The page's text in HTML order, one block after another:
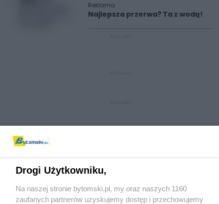
Reklama
Najlepsza przerwa? Ta z wodą!
Wydawca mediów lokalnych
Drogi Użytkowniku,
Na naszej stronie bytomski.pl, my oraz naszych 1160
zaufanych partnerów uzyskujemy dostęp i przechowujemy